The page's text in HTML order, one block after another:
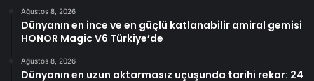
Ağustos 8, 2026
Dünyanın en ince ve en güçlü katlanabilir amiral gemisi
HONOR Magic V6 Türkiye’de
Ağustos 8, 2026
Dünyanın en uzun aktarmasız uçuşunda tarihi rekor: 24